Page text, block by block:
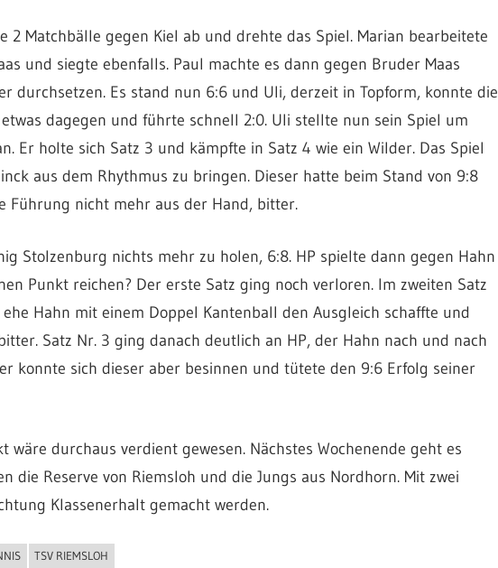
2 Matchbälle gegen Kiel ab und drehte das Spiel. Marian bearbeitete
und siegte ebenfalls. Paul machte es dann gegen Bruder Maas
durchsetzen. Es stand nun 6:6 und Uli, derzeit in Topform, konnte die
dagegen und führte schnell 2:0. Uli stellte nun sein Spiel um
Er holte sich Satz 3 und kämpfte in Satz 4 wie ein Wilder. Das Spiel
aus dem Rhythmus zu bringen. Dieser hatte beim Stand von 9:8
Führung nicht mehr aus der Hand, bitter.
Stolzenburg nichts mehr zu holen, 6:8. HP spielte dann gegen Hahn
Punkt reichen? Der erste Satz ging noch verloren. Im zweiten Satz
Hahn mit einem Doppel Kantenball den Ausgleich schaffte und
Satz Nr. 3 ging danach deutlich an HP, der Hahn nach und nach
konnte sich dieser aber besinnen und tütete den 9:6 Erfolg seiner
wäre durchaus verdient gewesen. Nächstes Wochenende geht es
die Reserve von Riemsloh und die Jungs aus Nordhorn. Mit zwei
Klassenerhalt gemacht werden.
TSV RIEMSLOH